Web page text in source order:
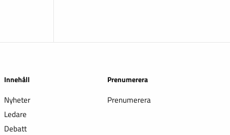
Innehåll
Nyheter
Ledare
Debatt
Prenumerera
Prenumerera